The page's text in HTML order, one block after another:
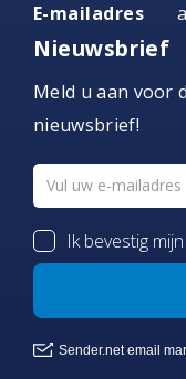
E-mailadres
Nieuwsbrief
Meld u aan voor
nieuwsbrief!